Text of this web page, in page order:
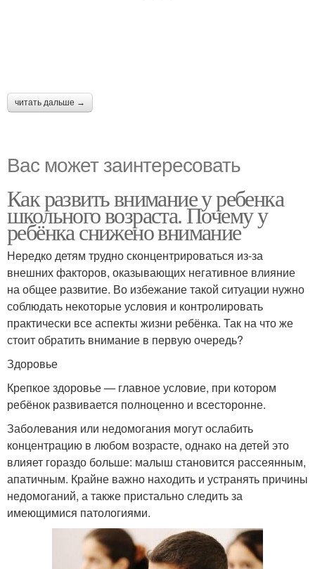
читать дальше →
Вас может заинтересовать
Как развить внимание у ребенка
школьного возраста. Почему у
ребёнка снижено внимание
Нередко детям трудно сконцентрироваться из-за
внешних факторов, оказывающих негативное влияние
на общее развитие. Во избежание такой ситуации нужно
соблюдать некоторые условия и контролировать
практически все аспекты жизни ребёнка. Так на что же
стоит обратить внимание в первую очередь?
Здоровье
Крепкое здоровье — главное условие, при котором
ребёнок развивается полноценно и всесторонне.
Заболевания или недомогания могут ослабить
концентрацию в любом возрасте, однако на детей это
влияет гораздо больше: малыш становится рассеянным,
апатичным. Крайне важно находить и устранять причины
недомоганий, а также пристально следить за
имеющимися патологиями.